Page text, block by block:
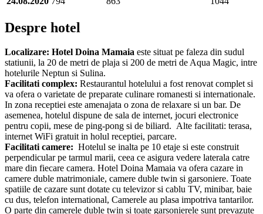
Despre hotel
Localizare: Hotel Doina Mamaia este situat pe faleza din sudul
statiunii, la 20 de metri de plaja si 200 de metri de Aqua Magic, intre
hotelurile Neptun si Sulina.
Facilitati complex: Restaurantul hotelului a fost renovat complet si
va ofera o varietate de preparate culinare romanesti si internationale.
In zona receptiei este amenajata o zona de relaxare si un bar. De
asemenea, hotelul dispune de sala de internet, jocuri electronice
pentru copii, mese de ping-pong si de biliard. Alte facilitati: terasa,
internet WiFi gratuit in holul receptiei, parcare.
Facilitati camere: Hotelul se inalta pe 10 etaje si este construit
perpendicular pe tarmul marii, ceea ce asigura vedere laterala catre
mare din fiecare camera. Hotel Doina Mamaia va ofera cazare in
camere duble matrimoniale, camere duble twin si garsoniere. Toate
spatiile de cazare sunt dotate cu televizor si cablu TV, minibar, baie
cu dus, telefon international, Camerele au plasa impotriva tantarilor.
O parte din camerele duble twin si toate garsonierele sunt prevazute